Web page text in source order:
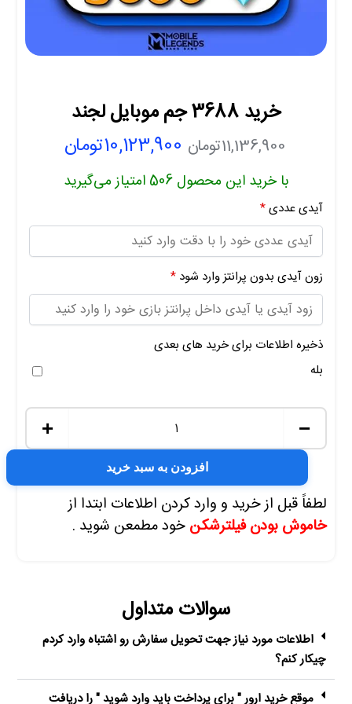
خرید 3688 جم موبایل لجند
11,136,900تومان 10,123,900تومان
با خرید این محصول 506 امتیاز می‌گیرید
آیدی عددی*
زون آیدی بدون پرانتز وارد شود *
ذخیره اطلاعات برای خرید های بعدی
بله
−
+
افزودن به سبد خرید
لطفاً قبل از خرید و وارد کردن اطلاعات ابتدا از
خاموش بودن فیلترشکن خود مطمعن شوید .
سوالات متداول
اطلاعات مورد نیاز جهت تحویل سفارش رو اشتباه وارد کردم
چیکار کنم؟
موقع خرید ارور " برای پرداخت باید وارد شوید " را دریافت